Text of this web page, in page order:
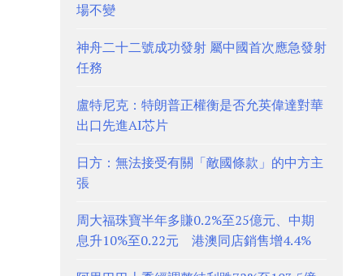
場不變
神舟二十二號成功發射 屬中國首次應急發射
任務
盧特尼克：特朗普正權衡是否允英偉達對華
出口先進AI芯片
日方：無法接受有關「敵國條款」的中方主
張
周大福珠寶半年多賺0.2%至25億元、中期
息升10%至0.22元 港澳同店銷售增4.4%